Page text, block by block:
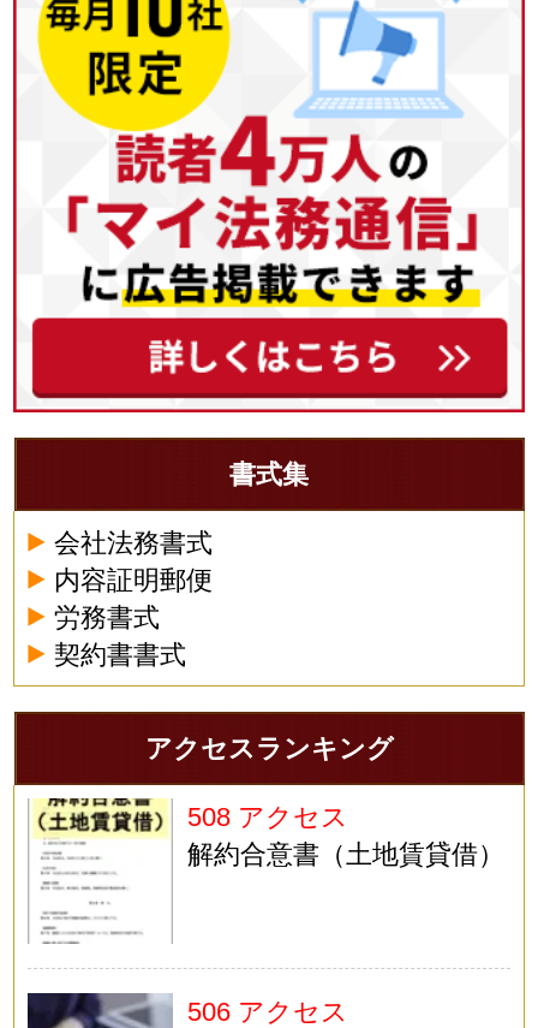
書式集
会社法務書式
内容証明郵便
労務書式
契約書書式
アクセスランキング
508 アクセス
解約合意書（土地賃貸借）
506 アクセス